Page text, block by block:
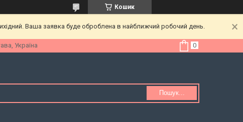
Кошик
Ваша заявка буде оброблена в найближчий робочий день.
Україна
Пошук...